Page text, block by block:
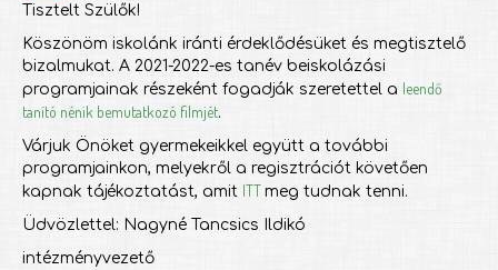
Tisztelt Szülők!
Köszönöm iskolánk iránti érdeklődésüket és megtisztelő
bizalmukat. A 2021-2022-es tanév beiskolázási
programjainak részeként fogadják szeretettel a leendő
tanító nénik bemutatkozó filmjét.
Várjuk Önöket gyermekeikkel együtt a további
programjainkon, melyekről a regisztrációt követően
kapnak tájékoztatást, amit ITT meg tudnak tenni.
Üdvözlettel: Nagyné Tancsics Ildikó
intézményvezető